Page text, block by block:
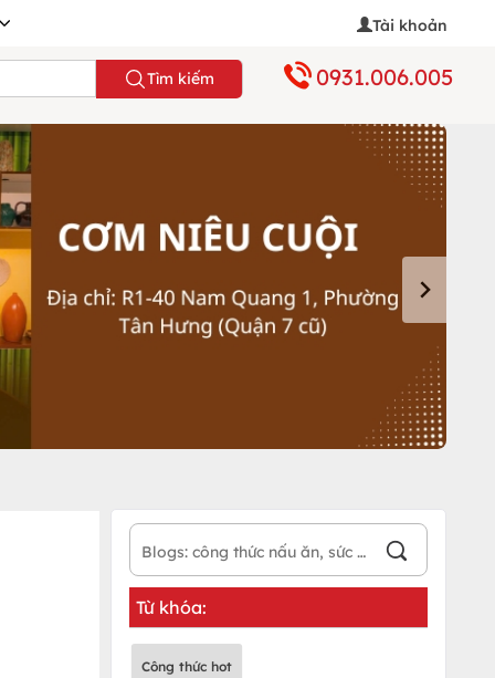
Tài khoản
Tìm kiếm 0931.006.005
Từ khóa:
Công thức hot